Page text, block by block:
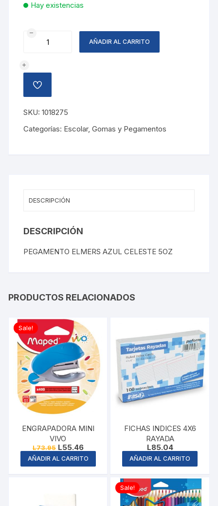
Hay existencias
PEGAMENTO
5OZ
cantidad
AÑADIR AL CARRITO
AÑADIR
A
LISTA
DE
DESEOS
SKU:1018275
Categorías: Escolar,Gomas y Pegamentos
DESCRIPCIÓN
DESCRIPCIÓN
PEGAMENTO ELMERS AZUL CELESTE 5OZ
PRODUCTOS RELACIONADOS
Sale!
ENGRAPADORA MINI
VIVO
L73.95 Original
price
was:
L73.95.
L55.46Current
price
is:
L55.46.
AÑADIR AL CARRITO
FICHAS INDICES 4X6
RAYADA
L85.04
AÑADIR AL CARRITO
Sale!